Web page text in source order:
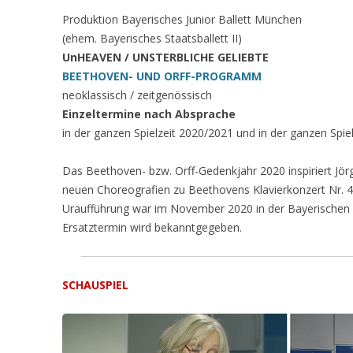
Produktion Bayerisches Junior Ballett München
(ehem. Bayerisches Staatsballett II)
UnHEAVEN / UNSTERBLICHE GELIEBTE
BEETHOVEN- UND ORFF-PROGRAMM
neoklassisch / zeitgenössisch
Einzeltermine nach Absprache
in der ganzen Spielzeit 2020/2021 und in der ganzen
Das Beethoven- bzw. Orff-Gedenkjahr 2020 inspiriert
neuen Choreografien zu Beethovens Klavierkonzert Nr.
Uraufführung war im November 2020 in der
Ersatztermin wird bekanntgegeben.
SCHAUSPIEL